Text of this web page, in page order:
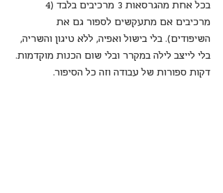
מרכיבים אם מתעקשים לספור גם את
השיפודים). בלי בישול ואפיה, ללא טיגון והשריה,
בלי לייצב לילה במקרר ובלי שום הכנות מוקדמות.
דקות ספורות של עבודה וזה כל הסיפור.